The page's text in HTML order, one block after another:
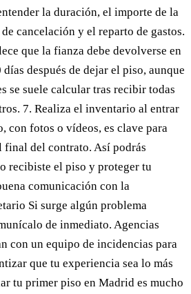
la duración, el importe de la
cancelación y el reparto de gastos.
que la fianza debe devolverse en
después de dejar el piso, aunque
se suele calcular tras recibir todas
7. Realiza el inventario al entrar
con fotos o vídeos, es clave para
final del contrato. Así podrás
recibiste el piso y proteger tu
comunicación con la
Si surge algún problema
de inmediato. Agencias
con un equipo de incidencias para
que tu experiencia sea lo más
tu primer piso en Madrid es mucho